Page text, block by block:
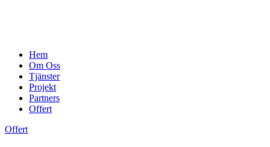
Hem
Om Oss
Tjänster
Projekt
Partners
Offert
Offert